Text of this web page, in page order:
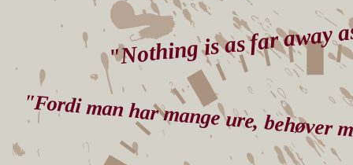
"Nothing is as far away
"Fordi man har mange ure,